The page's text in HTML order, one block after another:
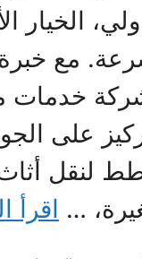
الخيار
مع
خدمات
على
لنقل
… اقرأ